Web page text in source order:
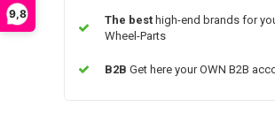
9,8 The best high-end brands for
Wheel-Parts
B2B Get here your OWN B2B